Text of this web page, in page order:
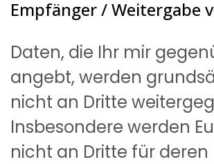
Empfänger / Weitergabe
Daten, die Ihr mir
angebt, werden
nicht an Dritte
Insbesondere werden
nicht an Dritte für deren